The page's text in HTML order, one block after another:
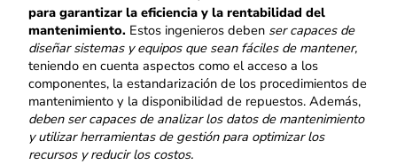
para garantizar la eficiencia y la rentabilidad del
mantenimiento. Estos ingenieros deben ser capaces de
diseñar sistemas y equipos que sean fáciles de mantener,
teniendo en cuenta aspectos como el acceso a los
componentes, la estandarización de los procedimientos de
mantenimiento y la disponibilidad de repuestos. Además,
deben ser capaces de analizar los datos de mantenimiento
y utilizar herramientas de gestión para optimizar los
recursos y reducir los costos.